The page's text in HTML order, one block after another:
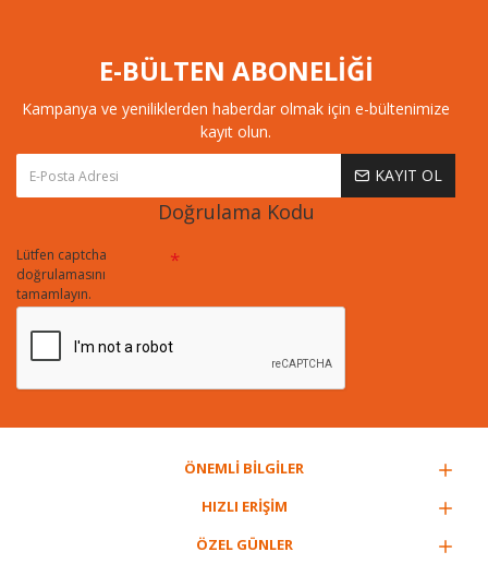
E-BÜLTEN ABONELİĞİ
Kampanya ve yeniliklerden haberdar olmak için e-bültenimize
kayıt olun.
KAYIT OL
Doğrulama Kodu
Lütfen captcha
doğrulamasını
tamamlayın.
ÖNEMLİ BİLGİLER
HIZLI ERİŞİM
ÖZEL GÜNLER